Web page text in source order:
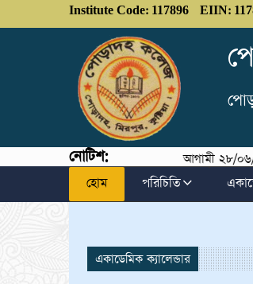
Institute Code: 117896 EIIN:
নোটিশ: আগামী ২৮/০৬/২০২৬
হোম পরিচিতি
একাডেমিক ক্যালেন্ডার